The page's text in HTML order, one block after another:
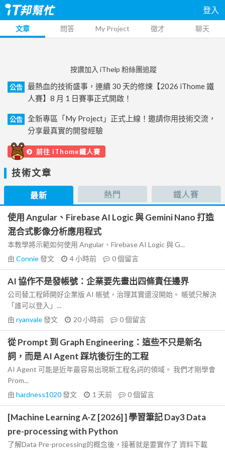
登入
文章 問答 My Project 徵才 聊天
按讚加入 iThelp 粉絲團追蹤
公告
最熱血的技術盛事，連續 30 天的修煉【2026 iThome 鐵
人賽】8 月 1 日賽事正式開啟！
公告
全新專區「My Project」正式上線！邀請你用技術交流，
分享最真實的開發經驗
前往 iThome鐵人賽
技術文章
最新 熱門 鐵人賽
使用 Angular、Firebase AI Logic 與 Gemini Nano 打造
混合式影像分析應用程式
本教學將示範如何使用 Angular、Firebase AI Logic 與 G...
由 Connie發文 4 小時前 0個留言
AI 協作不是發帳號：企業要先畫出四條責任邊界
公司替工程師開好企業版 AI 帳號，治理其實還沒開始。 帳號只解決
「誰可以登入」...
由 ryanvale發文 20 小時前 0個留言
從 Prompt 到 Graph Engineering：這些不只是新名
詞，而是 AI Agent 踩坑後衍生的工程
AI Agent 可能是近年最容易出現新工程名詞的領域。 我們才剛學會
Prom...
由 hardness1020發文 1 天前 0個留言
[Machine Learning A-Z [2026] ] 學習筆記 Day3 Data
pre-processing with Python
了解Data Pre-processing的概念後，接著就是要實作了 資料下載